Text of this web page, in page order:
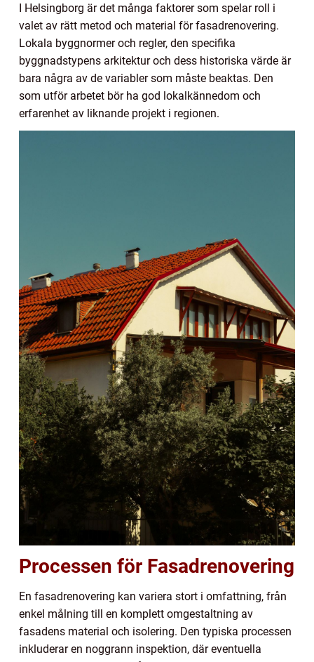
I Helsingborg är det många faktorer som spelar roll i
valet av rätt metod och material för fasadrenovering.
Lokala byggnormer och regler, den specifika
byggnadstypens arkitektur och dess historiska värde är
bara några av de variabler som måste beaktas. Den
som utför arbetet bör ha god lokalkännedom och
erfarenhet av liknande projekt i regionen.
Processen för Fasadrenovering
En fasadrenovering kan variera stort i omfattning, från
enkel målning till en komplett omgestaltning av
fasadens material och isolering. Den typiska processen
inkluderar en noggrann inspektion, där eventuella